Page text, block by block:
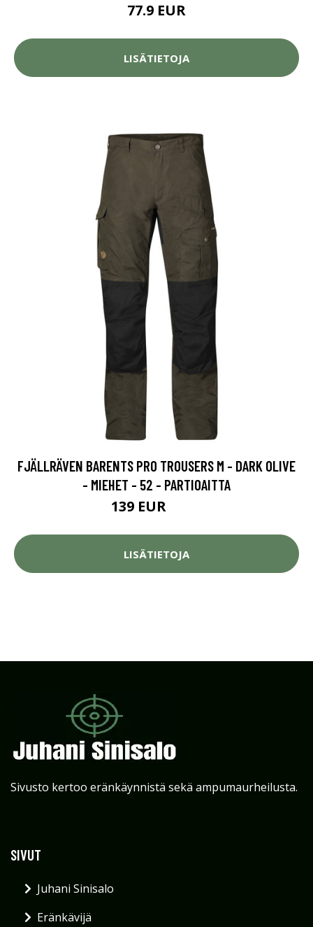
77.9 EUR
LISÄTIETOJA
FJÄLLRÄVEN BARENTS PRO TROUSERS M - DARK OLIVE
- MIEHET - 52 - PARTIOAITTA
139 EUR
LISÄTIETOJA
Sivusto kertoo eränkäynnistä sekä ampumaurheilusta.
SIVUT
Juhani Sinisalo
Eränkävijä